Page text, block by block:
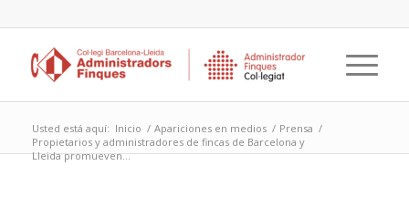
Usted está aquí: Inicio / Apariciones en medios / Prensa /
Propietarios y administradores de fincas de Barcelona y
Lleida promueven...